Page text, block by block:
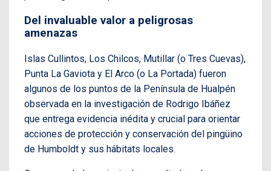
Del invaluable valor a peligrosas
amenazas
Islas Cullintos, Los Chilcos, Mutillar (o Tres Cuevas),
Punta La Gaviota y El Arco (o La Portada) fueron
algunos de los puntos de la Península de Hualpén
observada en la investigación de Rodrigo Ibáñez
que entrega evidencia inédita y crucial para orientar
acciones de protección y conservación del pingüino
de Humboldt y sus hábitats locales.